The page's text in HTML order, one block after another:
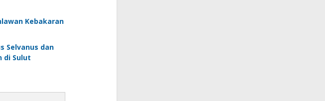
Kebakaran
Selvanus dan
di Sulut